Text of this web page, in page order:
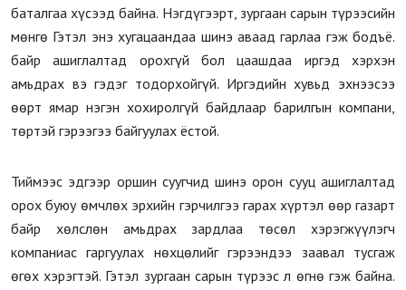
баталгаа хүсээд байна. Нэгдүгээрт, зургаан сарын түрээсийн
мөнгө Гэтэл энэ хугацаандаа шинэ аваад гарлаа гэж бодъё.
байр ашиглалтад орохгүй бол цаашдаа иргэд хэрхэн
амьдрах вэ гэдэг тодорхойгүй. Иргэдийн хувьд эхнээсээ
өөрт ямар нэгэн хохиролгүй байдлаар барилгын компани,
төртэй гэрээгээ байгуулах ёстой.
Тиймээс эдгээр оршин суугчид шинэ орон сууц ашиглалтад
орох буюу өмчлөх эрхийн гэрчилгээ гарах хүртэл өөр газарт
байр хөлслөн амьдрах зардлаа төсөл хэрэгжүүлэгч
компаниас гаргуулах нөхцөлийг гэрээндээ заавал тусгаж
өгөх хэрэгтэй. Гэтэл зургаан сарын түрээс л өгнө гэж байна.